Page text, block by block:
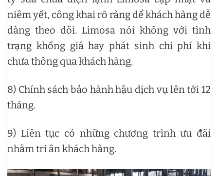
niêm yết, công khai rõ ràng để khách hàng dễ
dàng theo dõi. Limosa nói không với tình
trạng khống giá hay phát sinh chi phí khi
chưa thông qua khách hàng.
8) Chính sách bảo hành hậu dịch vụ lên tới 12
tháng.
9) Liên tục có những chương trình ưu đãi
nhằm tri ân khách hàng.